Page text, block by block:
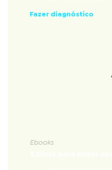
Fazer diagnóstico
Ebooks